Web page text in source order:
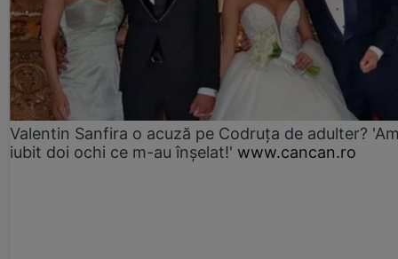
Valentin Sanfira o acuză pe Codruța de adulter?
iubit doi ochi ce m-au înșelat!' www.cancan.ro